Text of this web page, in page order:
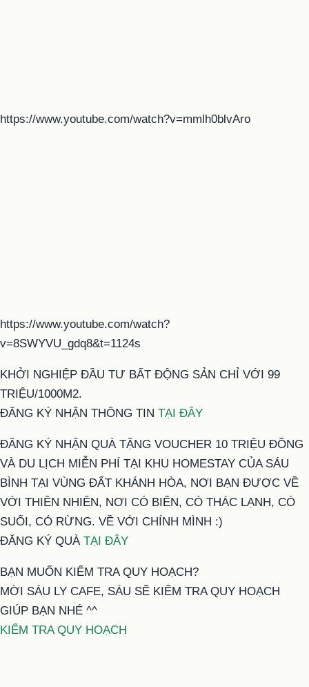
https://www.youtube.com/watch?v=mmlh0blvAro
https://www.youtube.com/watch?
v=8SWYVU_gdq8&t=1124s
KHỞI NGHIỆP ĐẦU TƯ BẤT ĐỘNG SẢN CHỈ VỚI 99
TRIỆU/1000M2.
ĐĂNG KÝ NHẬN THÔNG TIN TẠI ĐÂY
ĐĂNG KÝ NHẬN QUÀ TẶNG VOUCHER 10 TRIỆU ĐỒNG
VÀ DU LỊCH MIỄN PHÍ TẠI KHU HOMESTAY CỦA SÁU
BÌNH TẠI VÙNG ĐẤT KHÁNH HÒA, NƠI BẠN ĐƯỢC VỀ
VỚI THIÊN NHIÊN, NƠI CÓ BIỂN, CÓ THÁC LẠNH, CÓ
SUỐI, CÓ RỪNG. VỀ VỚI CHÍNH MÌNH :)
ĐĂNG KÝ QUÀ TẠI ĐÂY
BẠN MUỐN KIỂM TRA QUY HOẠCH?
MỜI SÁU LY CAFE, SÁU SẼ KIỂM TRA QUY HOẠCH
GIÚP BẠN NHÉ ^^
KIỂM TRA QUY HOẠCH